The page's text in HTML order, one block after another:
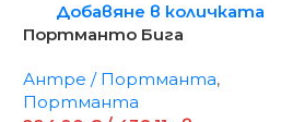
Добавяне в количката
Портманто Бига
Антре / Портманта,
Портманта